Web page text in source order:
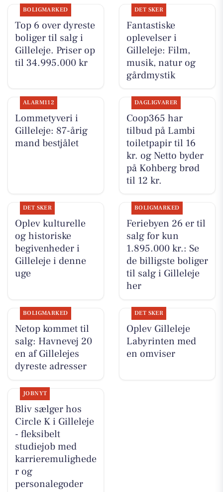
BOLIGMARKED
Top 6 over dyreste
boliger til salg i
Gilleleje. Priser op
til 34.995.000 kr
DET SKER
Fantastiske
oplevelser i
Gilleleje: Film,
musik, natur og
gårdmystik
ALARM112
Lommetyveri i
Gilleleje: 87-årig
mand bestjålet
DAGLIGVARER
Coop365 har
tilbud på Lambi
toiletpapir til 16
kr. og Netto byder
på Kohberg brød
til 12 kr.
DET SKER
Oplev kulturelle
og historiske
begivenheder i
Gilleleje i denne
uge
BOLIGMARKED
Feriebyen 26 er til
salg for kun
1.895.000 kr.: Se
de billigste boliger
til salg i Gilleleje
her
BOLIGMARKED
Netop kommet til
salg: Havnevej 20
en af Gillelejes
dyreste adresser
DET SKER
Oplev Gilleleje
Labyrinten med
en omviser
JOBNYT
Bliv sælger hos
Circle K i Gilleleje
- fleksibelt
studiejob med
karrieremulighede
r og
personalegoder